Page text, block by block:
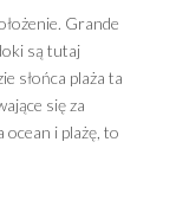
Grande
są tutaj
słońca plaża ta
się za
ocean i plażę, to